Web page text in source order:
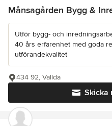
Månsagården Bygg &
Utför bygg- och
40 års erfarenhet med goda
utförandekvalitet
Skicka
434 92, Vallda